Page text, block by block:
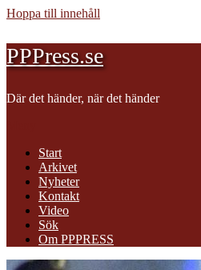
Hoppa till innehåll
PPPress.se
Där det händer, när det händer
Start
Arkivet
Nyheter
Kontakt
Video
Sök
Om PPPRESS